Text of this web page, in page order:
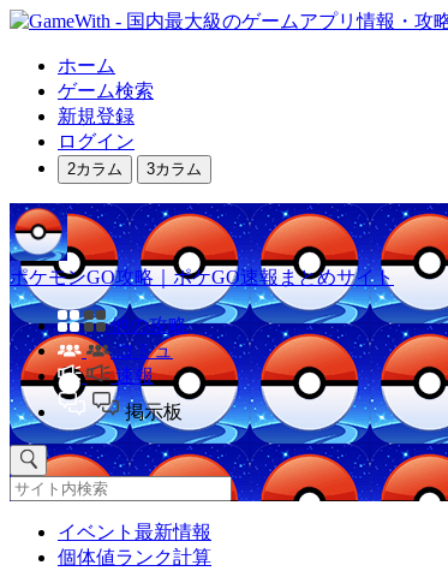
ホーム
ゲーム検索
新規登録
ログイン
2カラム 3カラム
ポケモンGO攻略｜ポケGO速報まとめサイト
他の攻略
コミュ
速報
掲示板
イベント最新情報
個体値ランク計算